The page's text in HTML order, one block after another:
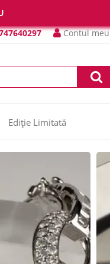
Contul meu
Ediție Limitată